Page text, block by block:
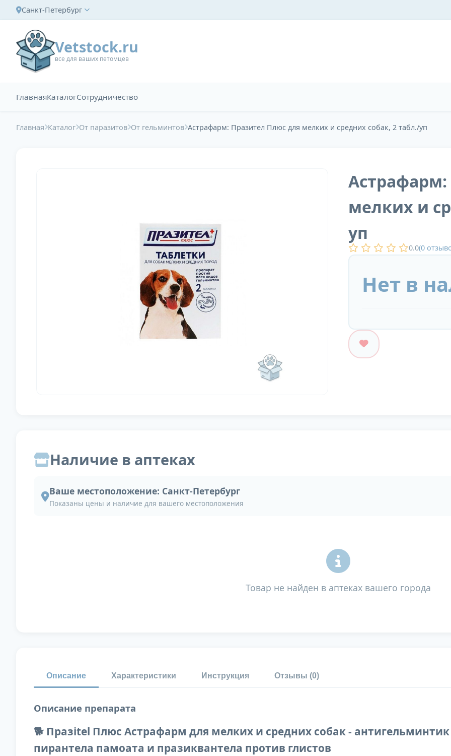
Санкт-Петербург
Vetstock.ru
все для ваших петомцев
ГлавнаяКаталогСотрудничество
Главная Каталог От паразитов От гельминтов Астрафарм: Празител Плюс для мелких и средних собак, 2 табл./уп
мелких и
уп
0.0(0
Нет в
Наличие в аптеках
Ваше местоположение: Санкт-Петербург
Показаны цены и наличие для вашего местоположения
Товар не найден в аптеках вашего города
Описание Характеристики Инструкция Отзывы (0)
Описание препарата
🐕 Празitel Плюс Астрафарм для мелких и средних собак -
пирантела памоата и празиквантела против глистов